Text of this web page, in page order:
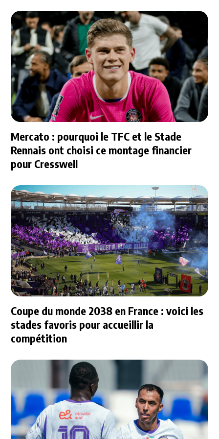
Mercato : pourquoi le TFC et le Stade
Rennais ont choisi ce montage financier
pour Cresswell
Coupe du monde 2038 en France : voici les
stades favoris pour accueillir la
compétition